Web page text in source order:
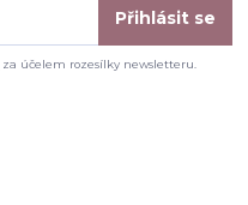
Přihlásit se
za účelem rozesílky newsletteru.